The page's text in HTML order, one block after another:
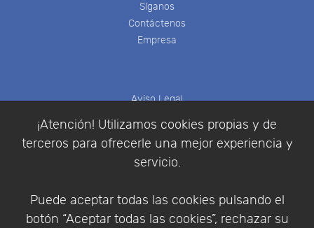
¡Atención! Utilizamos cookies propias y de
terceros para ofrecerle una mejor experiencia y
servicio.
Puede aceptar todas las cookies pulsando el
botón “Aceptar todas las cookies”, rechazar su
Síganos
Contáctenos
Empresa
Aviso Legal
Condiciones de compra
Identificarse